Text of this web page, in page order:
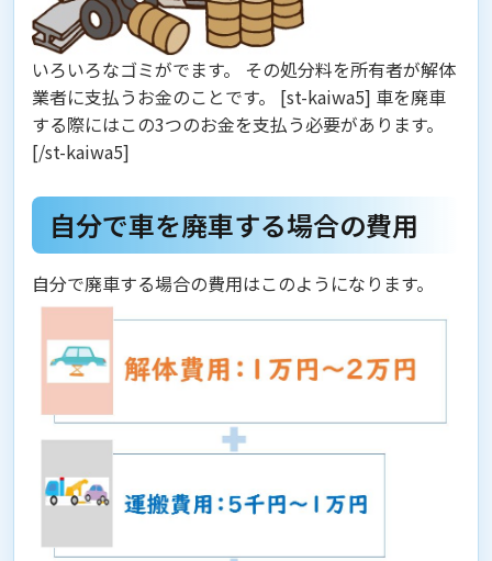
いろいろなゴミがでます。 その処分料を所有者が解体
業者に支払うお金のことです。 [st-kaiwa5] 車を廃車
する際にはこの3つのお金を支払う必要があります。
[/st-kaiwa5]
自分で車を廃車する場合の費用
自分で廃車する場合の費用はこのようになります。